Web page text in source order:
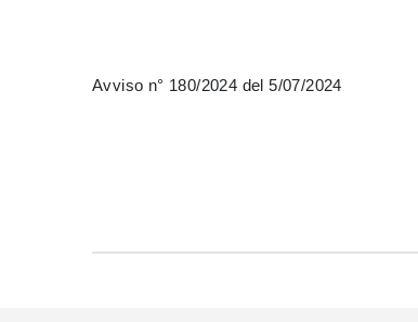
Avviso n° 180/2024 del 5/07/2024